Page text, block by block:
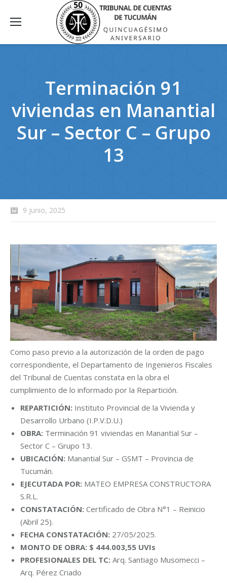
Terminación 91
viviendas en Manantial
Sur – Sector C – Grupo
13
9 junio, 2025
Como paso previo a la autorización de la orden de pago
correspondiente, el Departamento de Ingenieros Fiscales
del Tribunal de Cuentas constata en la obra el
cumplimiento de lo informado por la Repartición.
REPARTICIÓN: Instituto Provincial de la Vivienda y
Desarrollo Urbano (I.P.V.D.U.)
OBRA: Terminación 91 viviendas en Manantial Sur –
Sector C – Grupo 13.
UBICACIÓN: Manantial Sur – GSMT – Provincia de
Tucumán.
EJECUTADA POR: MATEO EMPRESA CONSTRUCTORA
S.R.L.
CONSTATACIÓN: Certificado de Obra N°1 – Reinicio
(Abril 25).
FECHA CONSTATACIÓN: 27/05/2025.
MONTO DE OBRA: $ 444.003,55 UVIs
PROFESIONALES DEL TC: Arq. Santiago Musomecci –
Arq. Pérez Criado